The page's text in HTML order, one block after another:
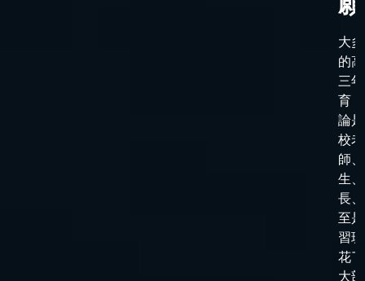
大
的
三
育
論
校老
師
生
長
至
習
花
大